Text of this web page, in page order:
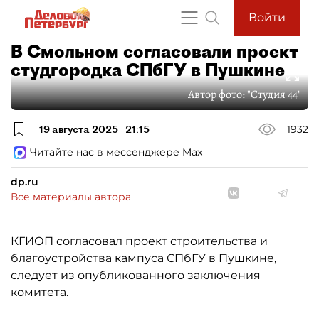
Войти
В Смольном согласовали проект
студгородка СПбГУ в Пушкине
Автор фото:"Студия 44"
19 августа 2025 21:15
1932
Читайте нас в мессенджере Max
dp.ru
Все материалы автора
КГИОП согласовал проект строительства и
благоустройства кампуса СПбГУ в Пушкине,
следует из опубликованного заключения
комитета.